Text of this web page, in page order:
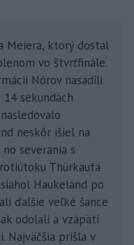
Meiera, ktorý dostal
vo štvrťfinále.
Nórov nasadili
sekundách
neskôr išiel na
severania s
Thürkaufa
Haukeland po
ďalšie veľké šance
odolali a vzápätí
Najväčšia prišla v